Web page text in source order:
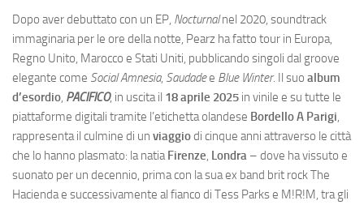
Dopo aver debuttato con un EP, Nocturnalnel 2020, soundtrack
immaginaria per le ore della notte, Pearz ha fatto tour in Europa,
Regno Unito, Marocco e Stati Uniti, pubblicando singoli dal groove
elegante come Social Amnesia, Saudadee Blue Winter. Il suo album
d’esordio, PACIFICO, in uscita il 18 aprile 2025 in vinile e su tutte le
piattaforme digitali tramite l’etichetta olandese Bordello A Parigi,
rappresenta il culmine di un viaggiodi cinque anni attraverso le città
che lo hanno plasmato: la natiaFirenze, Londra – dove ha vissuto e
suonato per un decennio, prima con la sua ex band brit rock The
Hacienda e successivamente al fianco di Tess Parks e M!R!M, tra gli